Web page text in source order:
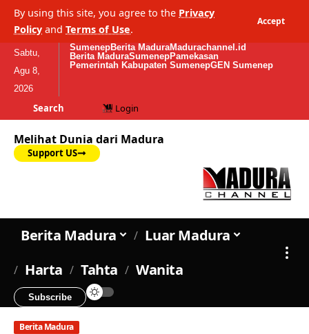
By using this site, you agree to the Privacy
Policy and Terms of Use.
Accept
Sabtu,
Agu 8,
2026
SumenepBerita MaduraMadurachannel.id
Berita MaduraSumenepPamekasan
Pemerintah Kabupaten SumenepGEN Sumenep
Search Login
Melihat Dunia dari Madura
Support US
Berita Madura
Luar Madura
Harta
Tahta Wanita
Subscribe
Berita Madura